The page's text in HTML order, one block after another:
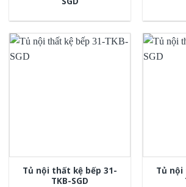
Tủ nội thất kệ bếp 31-
TKB-SGD
Tủ nội